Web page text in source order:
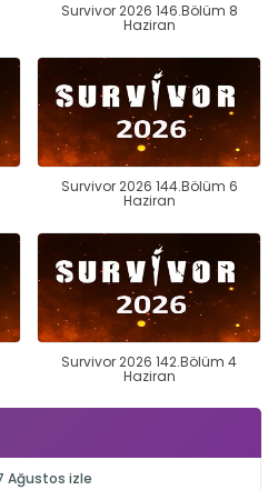
Survivor 2026 146.Bölüm 8
Haziran
Survivor 2026 144.Bölüm 6
Haziran
Survivor 2026 142.Bölüm 4
Haziran
Ağustos izle